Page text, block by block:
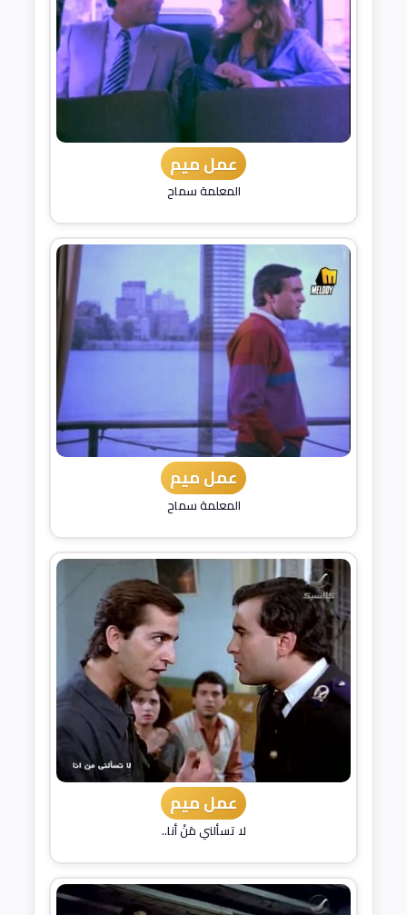
عمل ميم
المعلمة سماح
عمل ميم
المعلمة سماح
عمل ميم
لا تسألني مَنْ أنا..